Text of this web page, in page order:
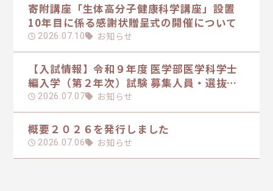
寄附講座「生体高分子健康科学講座」設置
10年目に係る感謝状贈呈式の開催について
2026.07.10 お知らせ
【入試情報】令和９年度 医学部医学科学士
編入学（第２年次）試験 募集人員・選抜方
法の日程を掲載しました
2026.07.07 お知らせ
概要２０２６を発行しました
2026.07.06 お知らせ